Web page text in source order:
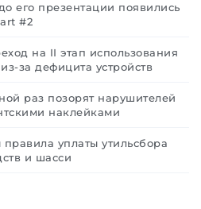
его презентации появились
#2
на II этап использования
за дефицита устройств
раз позорят нарушителей
наклейками
уплаты утильсбора
и шасси